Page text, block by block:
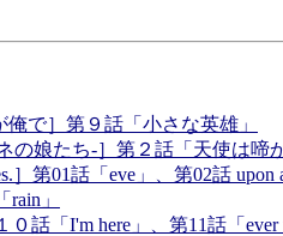
で］第９話「小さな英雄」
の娘たち-］第２話「天使は啼
］第01話「eve」、第02話 upon
」
話「I'm here」、第11話「